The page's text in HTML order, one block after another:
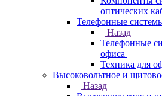
оптических
Телефонные
Назад
Телефонные
офиса
Техника для
Высоковольтное и
Назад